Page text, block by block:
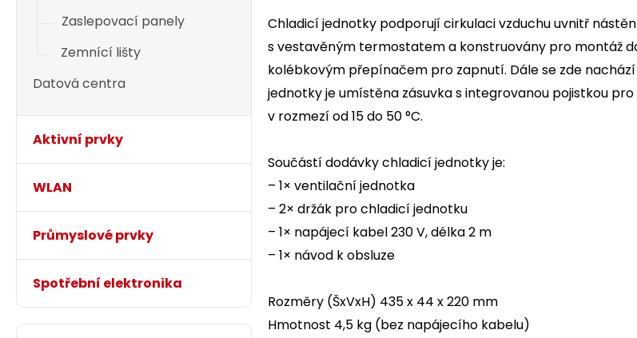
Zaslepovací panely
Zemnící lišty
Datová centra
Aktivní prvky
WLAN
Průmyslové prvky
Spotřební elektronika
Chladicí jednotky podporují cirkulaci vzduchu uvnitř
s vestavěným termostatem a konstruovány pro montáž
kolébkovým přepínačem pro zapnutí. Dále se zde
jednotky je umístěna zásuvka s integrovanou pojistkou
v rozmezí od 15 do 50 °C.
Součástí dodávky chladicí jednotky je:
– 1× ventilační jednotka
– 2× držák pro chladicí jednotku
– 1× napájecí kabel 230 V, délka 2 m
– 1× návod k obsluze
Rozměry (ŠxVxH) 435 x 44 x 220 mm
Hmotnost 4,5 kg (bez napájecího kabelu)